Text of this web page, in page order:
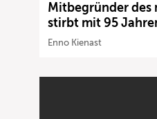
Mitbegründer des
stirbt mit 95
Enno Kienast